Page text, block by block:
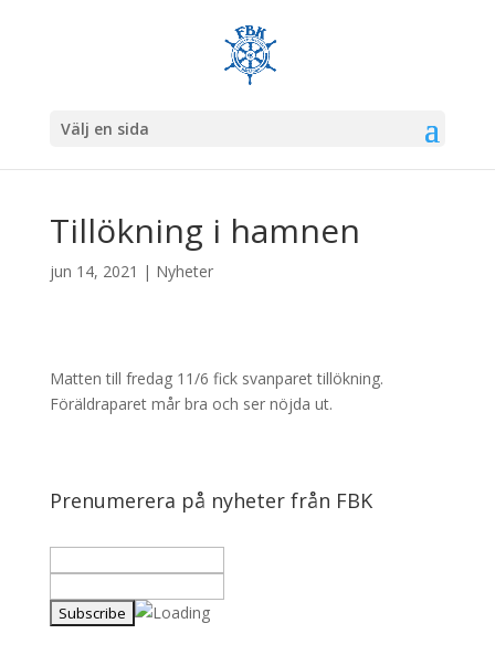
Välj en sida
Tillökning i hamnen
jun 14, 2021 | Nyheter
Matten till fredag 11/6 fick svanparet tillökning.
Föräldraparet mår bra och ser nöjda ut.
Prenumerera på nyheter från FBK